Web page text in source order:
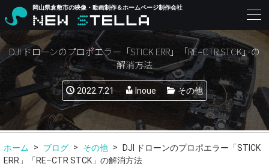
岡山県倉敷市の映像・動画制作＆ホームページ制作会社
DJI ドローンのプロポエラー「STICK ERR」「RE–CTR STCK」の
解消方法
2022.7.21 Inoue その他
ホーム ブログ その他
DJI ドローンのプロポエラー「STICK
ERR」「RE–CTR STCK」の解消方法